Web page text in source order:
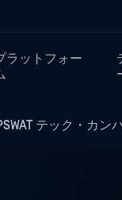
ラットフォー
テック・カ